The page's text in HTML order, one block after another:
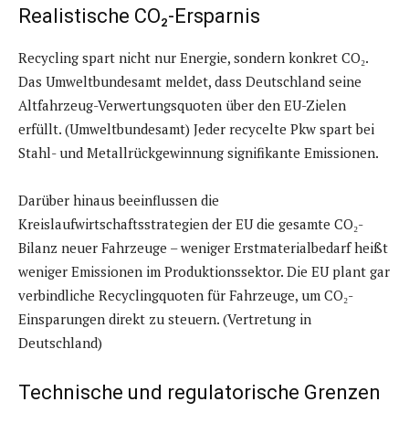
Realistische CO₂-Ersparnis
Recycling spart nicht nur Energie, sondern konkret CO₂.
Das Umweltbundesamt meldet, dass Deutschland seine
Altfahrzeug-Verwertungsquoten über den EU-Zielen
erfüllt. (Umweltbundesamt) Jeder recycelte Pkw spart bei
Stahl- und Metallrückgewinnung signifikante Emissionen.
Darüber hinaus beeinflussen die
Kreislaufwirtschaftsstrategien der EU die gesamte CO₂-
Bilanz neuer Fahrzeuge – weniger Erstmaterialbedarf heißt
weniger Emissionen im Produktionssektor. Die EU plant gar
verbindliche Recyclingquoten für Fahrzeuge, um CO₂-
Einsparungen direkt zu steuern. (Vertretung in
Deutschland)
Technische und regulatorische Grenzen